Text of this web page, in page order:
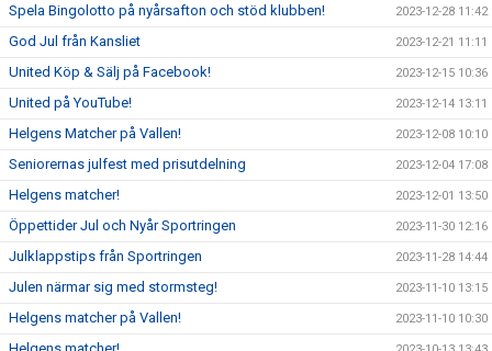
Spela Bingolotto på nyårsafton och stöd klubben! 2023-12-28 11:42
God Jul från Kansliet 2023-12-21 11:11
United Köp & Sälj på Facebook! 2023-12-15 10:36
United på YouTube! 2023-12-14 13:11
Helgens Matcher på Vallen! 2023-12-08 10:10
Seniorernas julfest med prisutdelning 2023-12-04 17:08
Helgens matcher! 2023-12-01 13:50
Öppettider Jul och Nyår Sportringen 2023-11-30 12:16
Julklappstips från Sportringen 2023-11-28 14:44
Julen närmar sig med stormsteg! 2023-11-10 13:15
Helgens matcher på Vallen! 2023-11-10 10:30